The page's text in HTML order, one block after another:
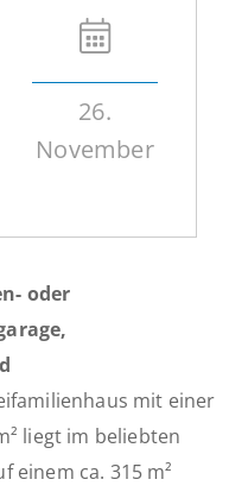
26.
November
oder
mit einer
liegt im beliebten
einem ca. 315 m²